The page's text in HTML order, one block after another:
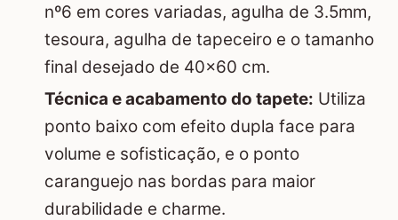
nº6 em cores variadas, agulha de 3.5mm,
tesoura, agulha de tapeceiro e o tamanho
final desejado de 40x60 cm.
Técnica e acabamento do tapete: Utiliza
ponto baixo com efeito dupla face para
volume e sofisticação, e o ponto
caranguejo nas bordas para maior
durabilidade e charme.